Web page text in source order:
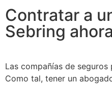
Contratar a
Sebring ahora
Las compañías de
Como tal, tener un